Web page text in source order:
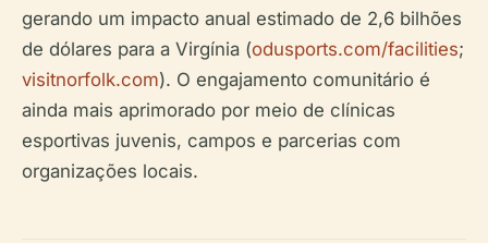
gerando um impacto anual estimado de 2,6 bilhões
de dólares para a Virgínia (odusports.com/facilities;
visitnorfolk.com). O engajamento comunitário é
ainda mais aprimorado por meio de clínicas
esportivas juvenis, campos e parcerias com
organizações locais.